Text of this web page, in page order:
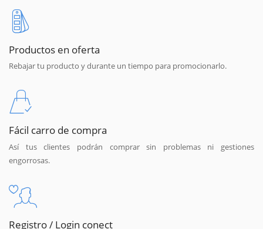
Productos en oferta
Rebajar tu producto y durante un tiempo para promocionarlo.
Fácil carro de compra
Así tus clientes podrán comprar sin problemas ni gestiones
engorrosas.
Registro / Login conect